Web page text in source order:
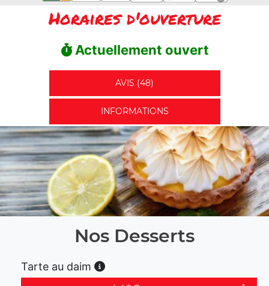
Horaires d'ouverture
Actuellement ouvert
AVIS (48)
INFORMATIONS
Nos Desserts
Tarte au daim